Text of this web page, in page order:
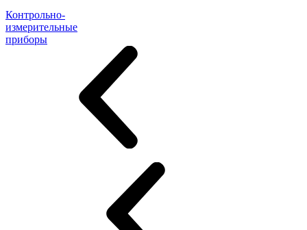
Контрольно-
измерительные
приборы